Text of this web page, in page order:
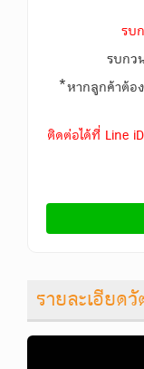
รบ
รบกว
*หากลูกค้าต้อ
ติดต่อได้ที่ Line
รายละเอียด